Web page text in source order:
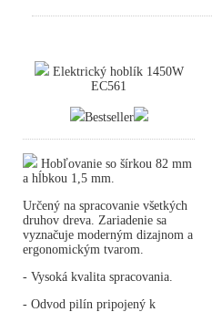
Elektrický hoblík 1450W
EC561
Bestseller
Hobľovanie so šírkou 82 mm
a hĺbkou 1,5 mm.
Určený na spracovanie všetkých
druhov dreva. Zariadenie sa
vyznačuje moderným dizajnom a
ergonomickým tvarom.
- Vysoká kvalita spracovania.
- Odvod pilín pripojený k